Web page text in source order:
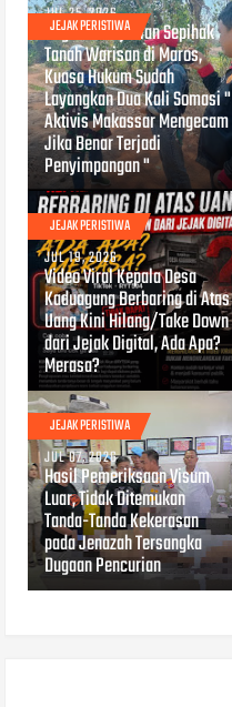
JEJAK PERISTIWA
JUL 25, 2026
Dugaan Penjualan Sepihak
Tanah Warisan di Maros,
Kuasa Hukum Sudah
Layangkan Dua Kali Somasi "
Aktivis Makassar Mengecam
Jika Benar Terjadi
Penyimpangan "
JEJAK PERISTIWA
JUL 19, 2026
Video Viral Kepala Desa
Kaduagung Berbaring di Atas
Uang Kini Hilang/Take Down
dari Jejak Digital, Ada Apa?
Merasa?
JEJAK PERISTIWA
JUL 07, 2026
Hasil Pemeriksaan Visum
Luar, Tidak Ditemukan
Tanda-Tanda Kekerasan
pada Jenazah Tersangka
Dugaan Pencurian